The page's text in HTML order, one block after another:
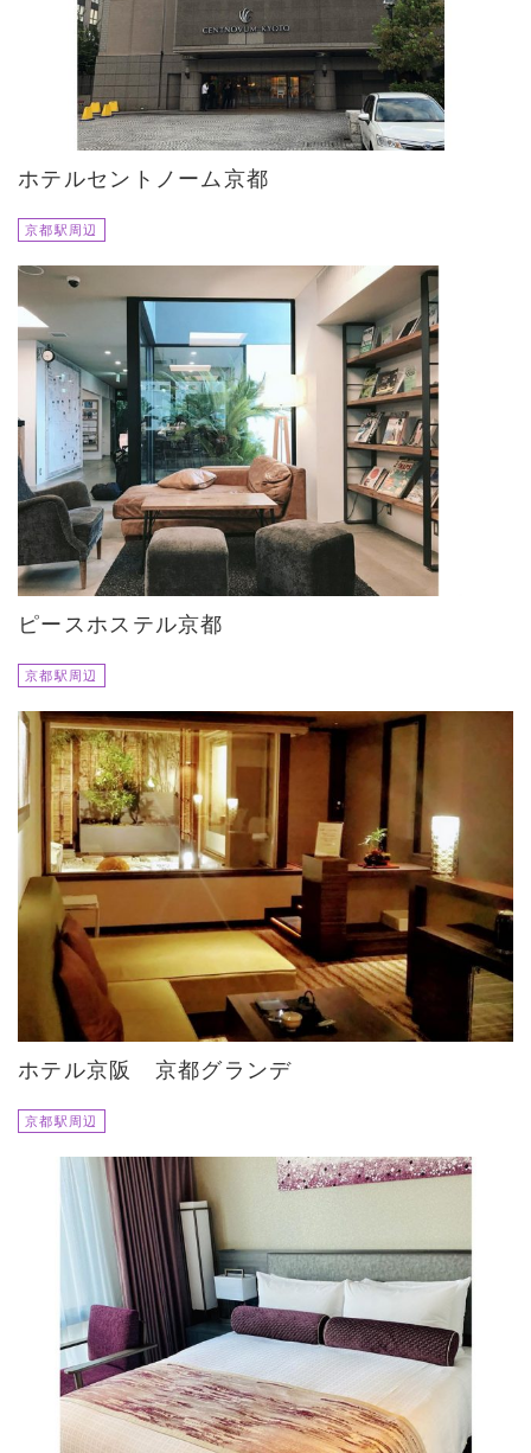
ホテルセントノーム京都
京都駅周辺
ピースホステル京都
京都駅周辺
ホテル京阪 京都グランデ
京都駅周辺